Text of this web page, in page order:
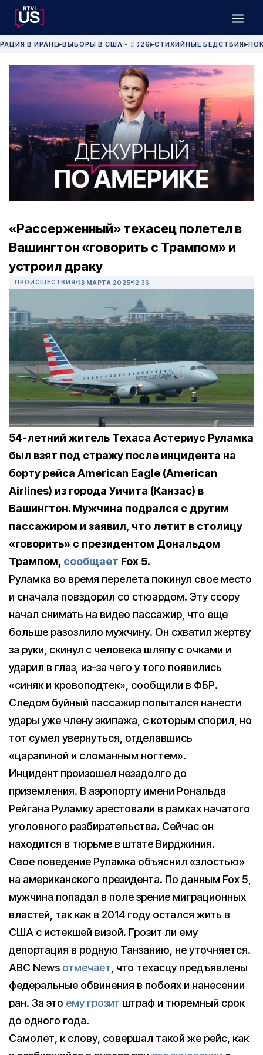
В ИРАНЕ▶ВЫБОРЫ В США - 2026 ▶СТИХИЙНЫЕ БЕДСТВИЯ▶
«Рассерженный» техасец полетел в
Вашингтон «говорить с Трампом» и
устроил драку
ПРОИСШЕСТВИЯ 13 МАРТА 2025 12:36
54-летний житель Техаса Астериус Руламка
был взят под стражу после инцидента на
борту рейса American Eagle (American
Airlines) из города Уичита (Канзас) в
Вашингтон. Мужчина подрался с другим
пассажиром и заявил, что летит в столицу
«говорить» с президентом Дональдом
Трампом, сообщает Fox 5.
Руламка во время перелета покинул свое место
и сначала повздорил со стюардом. Эту ссору
начал снимать на видео пассажир, что еще
больше разозлило мужчину. Он схватил жертву
за руки, скинул с человека шляпу с очками и
ударил в глаз, из-за чего у того появились
«синяк и кровоподтек», сообщили в ФБР.
Следом буйный пассажир попытался нанести
удары уже члену экипажа, с которым спорил, но
тот сумел увернуться, отделавшись
«царапиной и сломанным ногтем».
Инцидент произошел незадолго до
приземления. В аэропорту имени Рональда
Рейгана Руламку арестовали в рамках начатого
уголовного разбирательства. Сейчас он
находится в тюрьме в штате Вирджиния.
Свое поведение Руламка объяснил «злостью»
на американского президента. По данным Fox 5,
мужчина попадал в поле зрение миграционных
властей, так как в 2014 году остался жить в
США с истекшей визой. Грозит ли ему
депортация в родную Танзанию, не уточняется.
ABC News отмечает, что техасцу предъявлены
федеральные обвинения в побоях и нанесении
ран. За это ему грозит штраф и тюремный срок
до одного года.
Самолет, к слову, совершал такой же рейс, как